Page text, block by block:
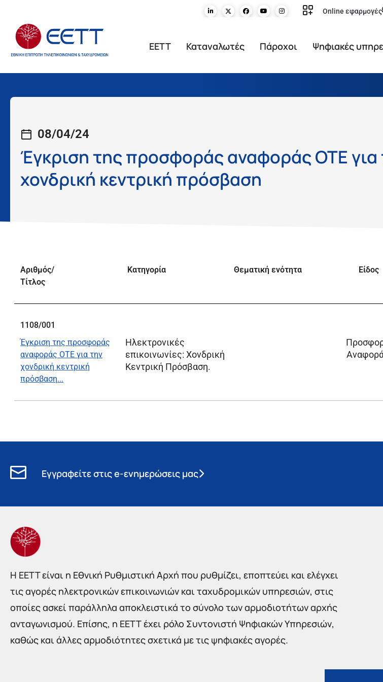
Online εφαρμογές
ΕΕΤΤ Καταναλωτές Πάροχοι Ψηφιακές
08/04/24
Έγκριση της προσφοράς αναφοράς ΟΤΕ για
χονδρική κεντρική πρόσβαση
Αριθμός/
Τίτλος
Κατηγορία Θεματική ενότητα Είδος
1108/001
Έγκριση της προσφοράς
αναφοράς ΟΤΕ για την
χονδρική κεντρική
πρόσβαση...
Ηλεκτρονικές
επικοινωνίες: Χονδρική
Κεντρική Πρόσβαση.
Εγγραφείτε στις e-ενημερώσεις μας
Η EETT είναι η Εθνική Ρυθμιστική Αρχή που ρυθμίζει, εποπτεύει και ελέγχει
τις αγορές ηλεκτρονικών επικοινωνιών και ταχυδρομικών υπηρεσιών, στις
οποίες ασκεί παράλληλα αποκλειστικά το σύνολο των αρμοδιοτήτων αρχής
ανταγωνισμού. Επίσης, η ΕΕΤΤ έχει ρόλο Συντονιστή Ψηφιακών Υπηρεσιών,
καθώς και άλλες αρμοδιότητες σχετικά με τις ψηφιακές αγορές.